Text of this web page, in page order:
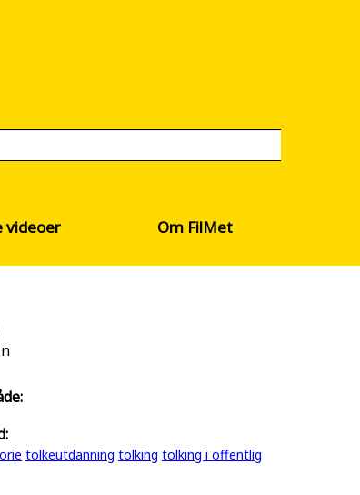
videoer Om FilMet
tolkeutdanning tolking tolking i offentlig